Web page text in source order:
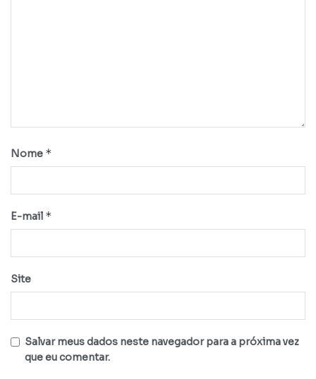
Nome *
E-mail *
Site
Salvar meus dados neste navegador para a próxima vez
que eu comentar.